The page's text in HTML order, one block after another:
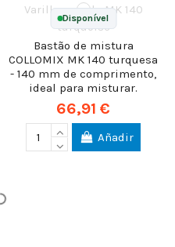
Disponível
Bastão de mistura
COLLOMIX MK 140 turquesa
- 140 mm de comprimento,
ideal para misturar.
66,91 €
Añadir